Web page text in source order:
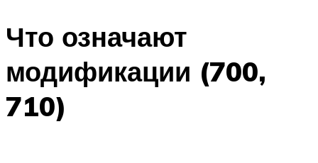
Что означают
модификации (700,
710)